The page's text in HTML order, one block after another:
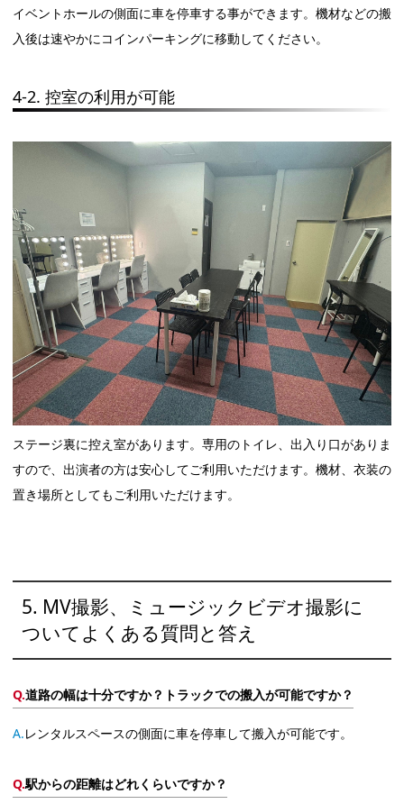
イベントホールの側面に車を停車する事ができます。機材などの搬
入後は速やかにコインパーキングに移動してください。
4-2. 控室の利用が可能
ステージ裏に控え室があります。専用のトイレ、出入り口がありま
すので、出演者の方は安心してご利用いただけます。機材、衣装の
置き場所としてもご利用いただけます。
5. MV撮影、ミュージックビデオ撮影に
ついてよくある質問と答え
道路の幅は十分ですか？トラックでの搬入が可能ですか？
レンタルスペースの側面に車を停車して搬入が可能です。
駅からの距離はどれくらいですか？